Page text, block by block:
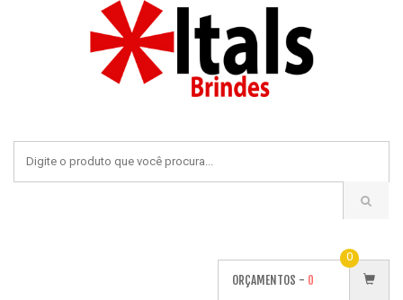
ORÇAMENTOS - 0
0